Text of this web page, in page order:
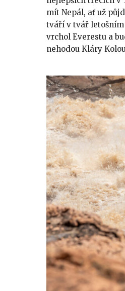
mít Nepál, ať už
tváří v tvář letošním
vrchol Everestu a
nehodou Kláry